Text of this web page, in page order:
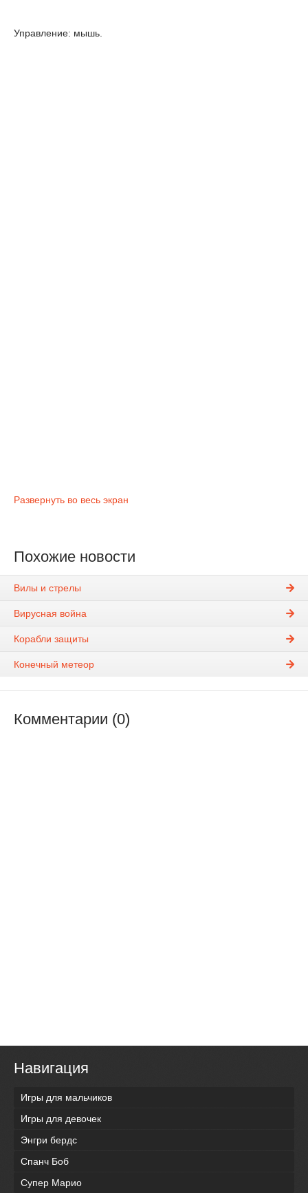
Управление: мышь.
Развернуть во весь экран
Похожие новости
Вилы и стрелы
Вирусная война
Корабли защиты
Конечный метеор
Комментарии (0)
Навигация
Игры для мальчиков
Игры для девочек
Энгри бердс
Спанч Боб
Супер Марио